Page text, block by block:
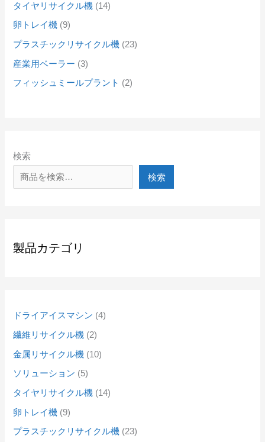
タイヤリサイクル機 14
卵トレイ機 9
プラスチックリサイクル機 23
産業用ベーラー 3
フィッシュミールプラント 2
検索
検索
製品カテゴリ
ドライアイスマシン 4
繊維リサイクル機 2
金属リサイクル機 10
ソリューション 5
タイヤリサイクル機 14
卵トレイ機 9
プラスチックリサイクル機 23